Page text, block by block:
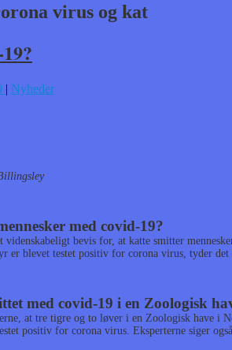
virus og kat
| Nyheder
med covid-19?
videnskabeligt bevis for, at katte smitter
er blevet testet positiv for corona virus, tyder
med covid-19 i en Zoologisk
at tre tigre og to løver i en Zoologisk have i
positiv for corona virus. Eksperterne siger